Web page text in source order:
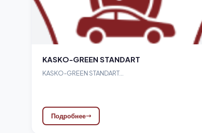
KASKO-GREEN STANDART
KASKO-GREEN STANDART...
Подробнее